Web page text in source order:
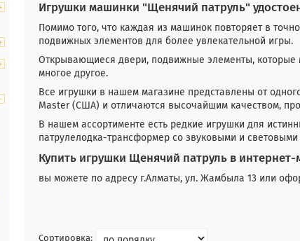
Игрушки машинки "Щенячий патруль"
Помимо того, что каждая из машинок повторяет в
подвижных элементов для более увлекательной игры.
Открывающиеся двери, подвижные элементы, которые
многое другое.
Все игрушки в нашем магазине представлены от
Master (США) и отличаются высочайшим качеством,
В нашем ассортименте есть редкие игрушки для
патрулелодка-трансформер со звуковыми и
Купить игрушки Щенячий патруль в
вы можете по адресу г.Алматы, ул. Жамбыла 13 или